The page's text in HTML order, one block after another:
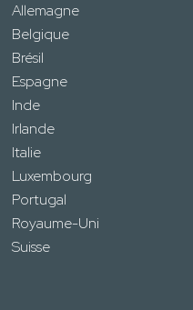
Allemagne
Belgique
Brésil
Espagne
Inde
Irlande
Italie
Luxembourg
Portugal
Royaume-Uni
Suisse